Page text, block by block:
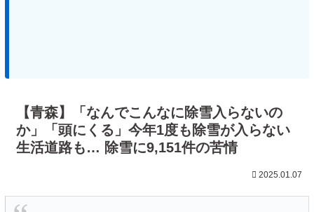
【青森】「なんでこんなに除雪入らないの
か」「頭にくる」今年1度も除雪が入らない
生活道路も… 除雪に9,151件の苦情
2025.01.07